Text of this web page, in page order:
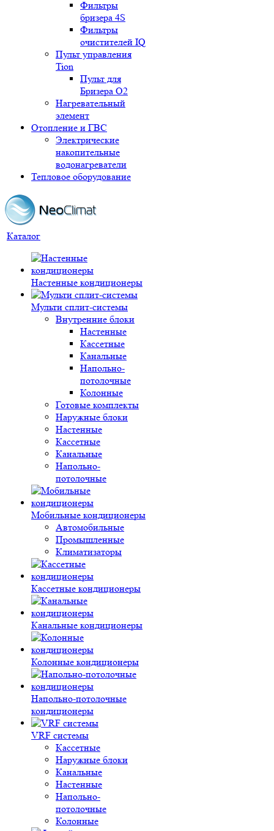
Фильтры
бризера 4S
Фильтры
очистителей IQ
Пульт управления
Tion
Пульт для
Бризера O2
Нагревательный
элемент
Отопление и ГВС
Электрические
накопительные
водонагреватели
Тепловое оборудование
Каталог
Настенные кондиционеры
Мульти сплит-системы
Внутренние блоки
Настенные
Кассетные
Канальные
Напольно-
потолочные
Колонные
Готовые комплекты
Наружные блоки
Настенные
Кассетные
Канальные
Напольно-
потолочные
Мобильные кондиционеры
Автомобильные
Промышленные
Климатизаторы
Кассетные кондиционеры
Канальные кондиционеры
Колонные кондиционеры
Напольно-потолочные
кондиционеры
VRF системы
Кассетные
Наружные блоки
Канальные
Настенные
Напольно-
потолочные
Колонные